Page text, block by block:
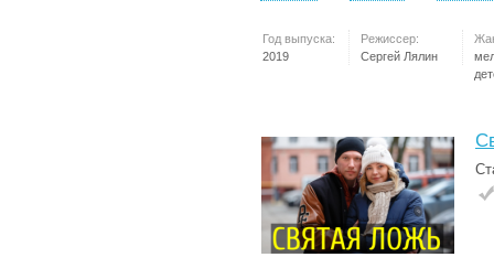
Год выпуска:
2019
Режиссер:
Сергей Лялин